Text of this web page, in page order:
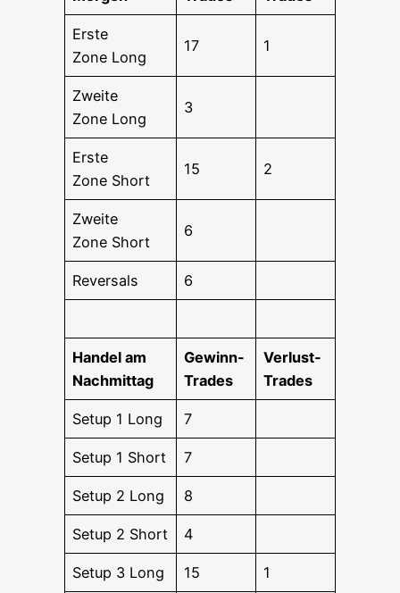
Ers­te
Zone Long
17 1
Zwei­te
Zone Long
3
Ers­te
Zone Short
15 2
Zwei­te
Zone Short
6
Rever­sals 6
Han­del am
Nachmittag
Gewinn-
Trades
Ver­lust-
Trades
Set­up 1 Long 7
Set­up 1 Short 7
Set­up 2 Long 8
Set­up 2 Short 4
Set­up 3 Long 15 1